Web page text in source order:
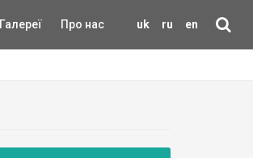
uk ru en
Галереї Про нас